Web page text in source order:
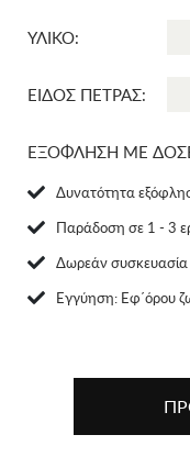
ΥΛΙΚΟ:
ΕΙΔΟΣ ΠΕΤΡΑΣ:
ΕΞΟΦΛΗΣΗ ΜΕ
Δυνατότητα
Παράδοση σε 1 - 3
Δωρεάν
Eγγύηση: Εφ΄όρου